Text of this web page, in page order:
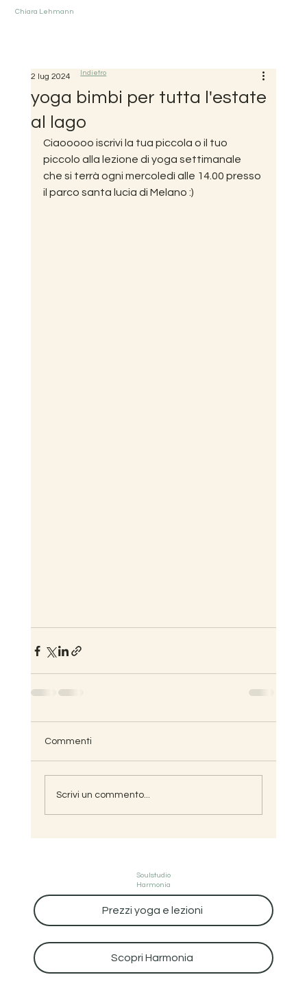
Chiara Lehmann
yoga bimbi per tutta l'estate
al lago
2 lug 2024
Ciaooooo iscrivi la tua piccola o il tuo
piccolo alla lezione di yoga settimanale
che si terrà ogni mercoledì alle 14.00 presso
il parco santa lucia di Melano :)
Commenti
Scrivi un commento...
Indietro
Soulstudio
Harmonia
Prezzi yoga e lezioni
Scopri Harmonia